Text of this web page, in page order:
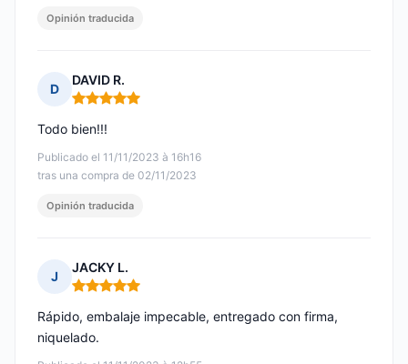
Opinión traducida
D
DAVID R.
Nota: 5 de 5
Publicado el 11/11/2023 à 16h16
tras una compra de 02/11/2023
Todo bien!!!
Opinión traducida
J
JACKY L.
Nota: 5 de 5
Rápido, embalaje impecable, entregado con firma,
niquelado.